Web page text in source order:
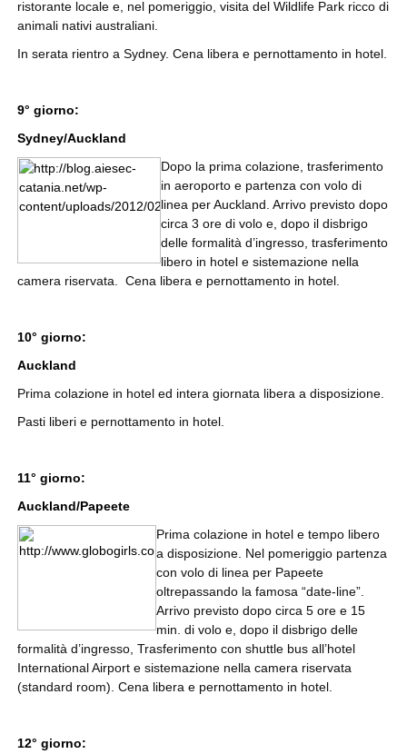
ristorante locale e, nel pomeriggio, visita del Wildlife Park ricco di
animali nativi australiani.
In serata rientro a Sydney. Cena libera e pernottamento in hotel.
9° giorno:
Sydney/Auckland
Dopo la prima colazione, trasferimento
in aeroporto e partenza con volo di
linea per Auckland. Arrivo previsto dopo
circa 3 ore di volo e, dopo il disbrigo
delle formalità d’ingresso, trasferimento
libero in hotel e sistemazione nella
camera riservata. Cena libera e pernottamento in hotel.
10° giorno:
Auckland
Prima colazione in hotel ed intera giornata libera a disposizione.
Pasti liberi e pernottamento in hotel.
11° giorno:
Auckland/Papeete
Prima colazione in hotel e tempo libero
a disposizione. Nel pomeriggio partenza
con volo di linea per Papeete
oltrepassando la famosa “date-line”.
Arrivo previsto dopo circa 5 ore e 15
min. di volo e, dopo il disbrigo delle
formalità d’ingresso, Trasferimento con shuttle bus all’hotel
International Airport e sistemazione nella camera riservata
(standard room). Cena libera e pernottamento in hotel.
12° giorno: